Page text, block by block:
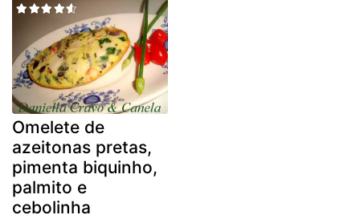
Omelete de
azeitonas pretas,
pimenta biquinho,
palmito e
cebolinha